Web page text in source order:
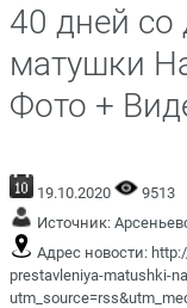
40 дней со
матушки
Фото +
19.10.2020
9513
Источник:
Адрес новости:
prestavleniya-matushki-